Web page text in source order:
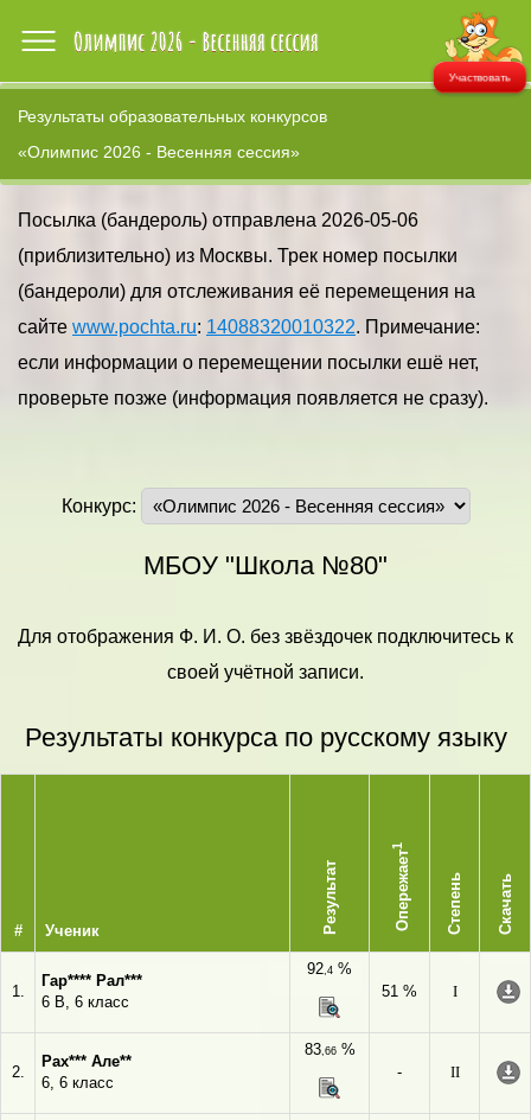
Участвовать
Результаты образовательных конкурсов
«Олимпис 2026 - Весенняя сессия»
Посылка (бандероль) отправлена 2026-05-06
(приблизительно) из Москвы. Трек номер посылки
(бандероли) для отслеживания её перемещения на
сайте www.pochta.ru: 14088320010322. Примечание:
если информации о перемещении посылки ешё нет,
проверьте позже (информация появляется не сразу).
Конкурс:
МБОУ "Школа №80"
Для отображения Ф. И. О. без звёздочек подключитесь к
своей учётной записи.
Результаты конкурса по русскому языку
# Ученик Результат Опережает
1
Степень Скачать
1.
Гар**** Рал***
6 В, 6 класс
92,4 %
51 %
I
2.
Рах*** Але**
6, 6 класс
83,66%
-
II